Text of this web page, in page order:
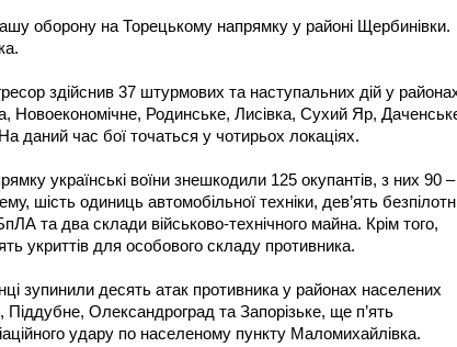
оборону на Торецькому напрямку у районі Щербинівки.
здійснив 37 штурмових та наступальних дій у
Новоекономічне, Родинське, Лисівка, Сухий Яр,
даний час бої точаться у чотирьох локаціях.
українські воїни знешкодили 125 окупантів, з них 90 –
шість одиниць автомобільної техніки, дев’ять
та два склади військово-технічного майна. Крім того,
укриттів для особового складу противника.
зупинили десять атак противника у районах населених
Піддубне, Олександроград та Запорізьке, ще п’ять
удару по населеному пункту Маломихайлівка.